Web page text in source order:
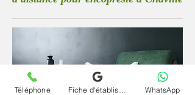
Téléphone WhatsApp